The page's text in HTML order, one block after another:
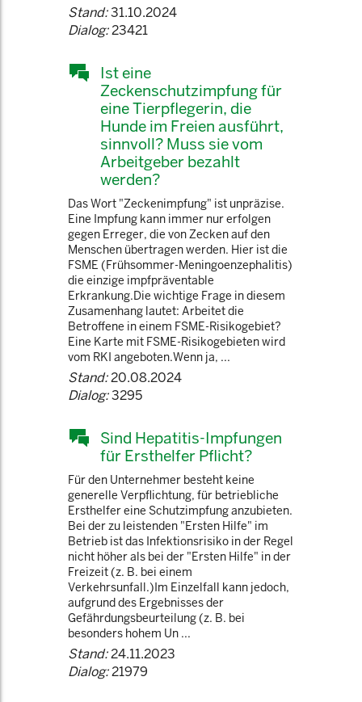
Stand:31.10.2024
Dialog:23421
Ist eine
Zeckenschutzimpfung für
eine Tierpflegerin, die
Hunde im Freien ausführt,
sinnvoll? Muss sie vom
Arbeitgeber bezahlt
werden?
Das Wort "Zeckenimpfung" ist unpräzise.
Eine Impfung kann immer nur erfolgen
gegen Erreger, die von Zecken auf den
Menschen übertragen werden. Hier ist die
FSME (Frühsommer-Meningoenzephalitis)
die einzige impfpräventable
Erkrankung.Die wichtige Frage in diesem
Zusamenhang lautet: Arbeitet die
Betroffene in einem FSME-Risikogebiet?
Eine Karte mit FSME-Risikogebieten wird
vom RKI angeboten.Wenn ja, ...
Stand:20.08.2024
Dialog:3295
Sind Hepatitis-Impfungen
für Ersthelfer Pflicht?
Für den Unternehmer besteht keine
generelle Verpflichtung, für betriebliche
Ersthelfer eine Schutzimpfung anzubieten.
Bei der zu leistenden "Ersten Hilfe" im
Betrieb ist das Infektionsrisiko in der Regel
nicht höher als bei der "Ersten Hilfe" in der
Freizeit (z. B. bei einem
Verkehrsunfall.)Im Einzelfall kann jedoch,
aufgrund des Ergebnisses der
Gefährdungsbeurteilung (z. B. bei
besonders hohem Un ...
Stand:24.11.2023
Dialog:21979